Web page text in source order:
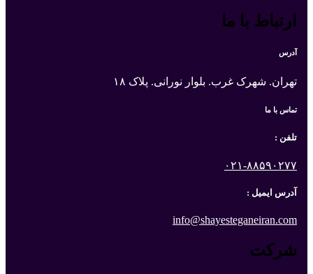
ارتباط با ما
آدرس
تهران. شهرک غرب. بلوار نورانی. پلاک ۱۸
تماس با ما
تلفن :
۰۲۱-۸۸۵۹۰۲۷۷
آدرس ایمیل :
info@shayesteganeiran.com
شرکت